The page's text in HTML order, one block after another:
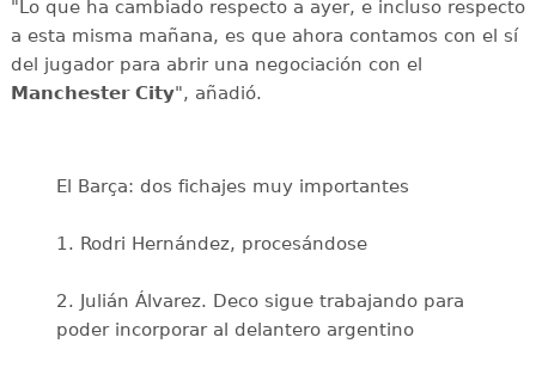
"Lo que ha cambiado respecto a ayer, e incluso respecto
a esta misma mañana, es que ahora contamos con el sí
del jugador para abrir una negociación con el
Manchester City", añadió.
El Barça: dos fichajes muy importantes
1. Rodri Hernández, procesándose
2. Julián Álvarez. Deco sigue trabajando para
poder incorporar al delantero argentino